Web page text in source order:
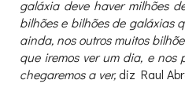
galáxia deve haver milhões
bilhões e bilhões de galáxias
ainda, nos outros muitos
que iremos ver um dia, e nos
chegaremos a ver,diz Raul